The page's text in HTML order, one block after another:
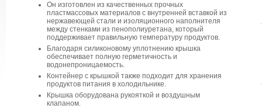
Он изготовлен из качественных прочных
пластмассовых материалов с внутренней вставкой из
нержавеющей стали и изоляционного наполнителя
между стенками из пенополиуретана, который
поддерживает правильную температуру продуктов.
Благодаря силиконовому уплотнению крышка
обеспечивает полную герметичность и
водонепроницаемость.
Контейнер с крышкой также подходит для хранения
продуктов питания в холодильнике.
Крышка оборудована рукояткой и воздушным
клапаном.